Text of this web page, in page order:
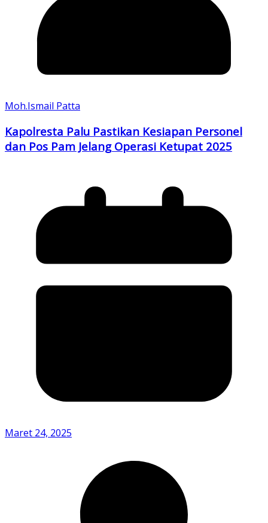
Moh.Ismail Patta
Kapolresta Palu Pastikan Kesiapan Personel
dan Pos Pam Jelang Operasi Ketupat 2025
Maret 24, 2025